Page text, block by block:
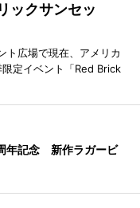
ックサンセッ
ト広場で現在、アメリカ
定イベント「Red Brick
年記念 新作ラガービ